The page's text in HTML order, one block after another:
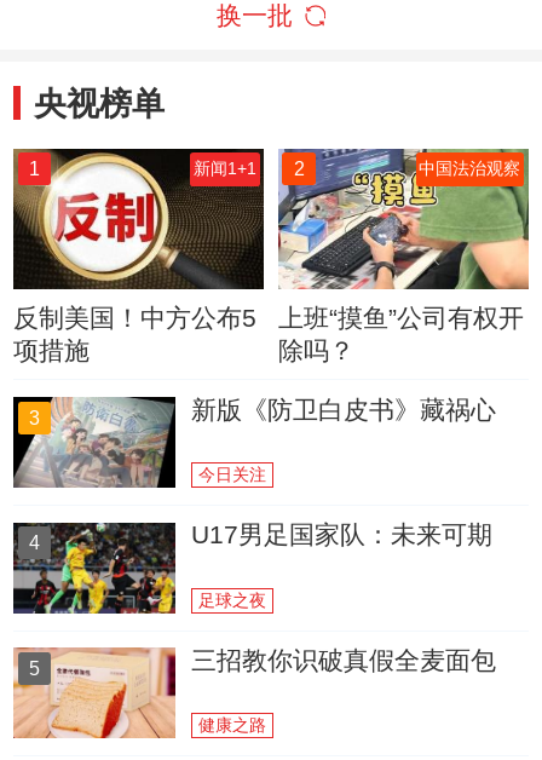
换一批
央视榜单
1 新闻1+1
反制美国！中方公布5
项措施
2 中国法治观察
上班“摸鱼”公司有权开
除吗？
3 新版《防卫白皮书》藏祸心
今日关注
4 U17男足国家队：未来可期
足球之夜
5 三招教你识破真假全麦面包
健康之路